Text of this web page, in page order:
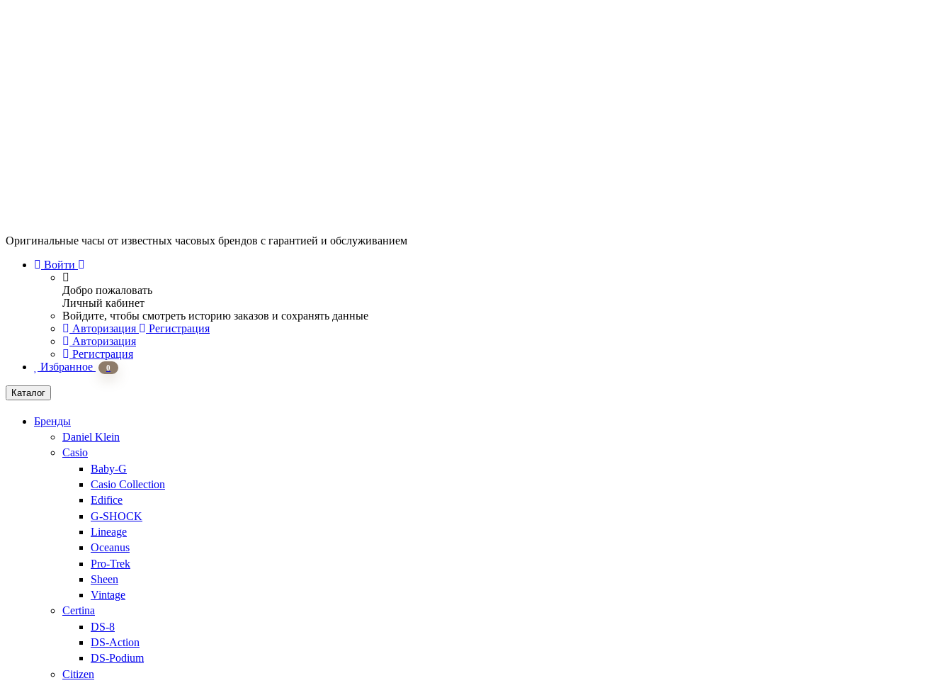
Оригинальные часы от известных часовых брендов с гарантией и обслуживанием
Войти
Добро пожаловать
Личный кабинет
Войдите, чтобы смотреть историю заказов и сохранять данные
Авторизация
Регистрация
Авторизация
Регистрация
Избранное
0
Каталог
Бренды
Daniel Klein
Casio
Baby-G
Casio Collection
Edifice
G-SHOCK
Lineage
Oceanus
Pro-Trek
Sheen
Vintage
Certina
DS-8
DS-Action
DS-Podium
Citizen